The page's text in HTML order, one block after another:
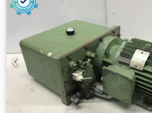
Schmiertechnik / Baier & Köppel, Pegnitz
ES0,5 Año de fabricación:
0,4 l/min Presión de funcionamiento: 15
depósito: aproximadamente 3 litros
0,09 kW Velocidad del motor: 2730 rpm
Amgokr Consumo de corriente: 0,4 A
voltios, 50 Hz Dimensiones (largo x ancho
x 380 mm Peso: 8,5 kg Buen estado
Precio indicado por unidad